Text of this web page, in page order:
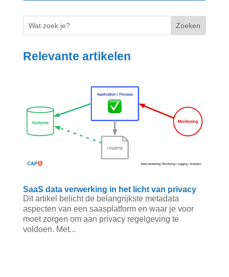
Relevante artikelen
SaaS data verwerking in het licht van privacy
Dit artikel belicht de belangrijkste metadata
aspecten van een saasplatform en waar je voor
moet zorgen om aan privacy regelgeving te
voldoen. Met...